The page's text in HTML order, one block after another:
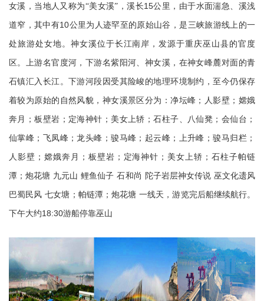
女溪，当地人又称为“美女溪”，溪长15公里，由于水面湍急、溪浅
道窄，其中有10公里为人迹罕至的原始山谷，是三峡旅游线上的一
处旅游处女地。神女溪位于长江南岸，发源于重庆巫山县的官度
区。上游名官度河，下游名紫阳河、神女溪，在神女峰麓对面的青
石镇汇入长江。下游河段因受其险峻的地理环境制约，至今仍保存
着较为原始的自然风貌，神女溪景区分为：净坛峰；人影壁；嫦娥
奔月；板壁岩；定海神针；美女上轿；石柱子、八仙凳；会仙台；
仙掌峰；飞凤峰；龙头峰；骏马峰；起云峰；上升峰；骏马归栏；
人影壁；嫦娥奔月；板壁岩；定海神针；美女上轿；石柱子帕链
潭；炮花塘 九元山 鲤鱼仙子 石和尚 陀子岩层神女传说 巫文化遗风
巴蜀民风 七女塘；帕链潭；炮花塘 一线天，游览完后船继续航行。
下午大约18:30游船停靠巫山